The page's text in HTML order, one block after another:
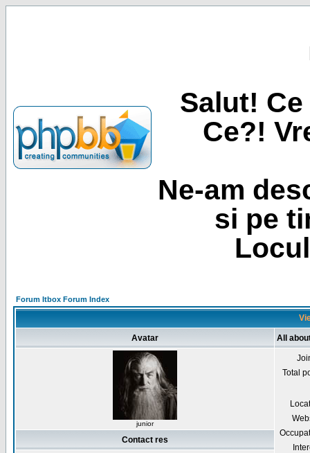
Salut!
Ce?!
Ne-am
si pe
Forum Itbox Forum Index
Avatar All
junior
Total
Contact res